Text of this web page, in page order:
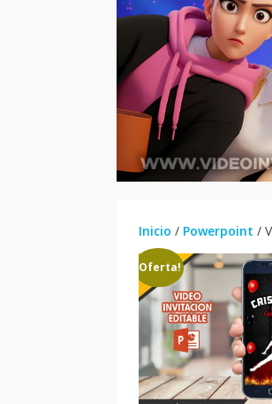
Inicio / Powerpoint /
¡Oferta!